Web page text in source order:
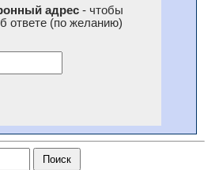
адрес- чтобы
ответе (по желанию)